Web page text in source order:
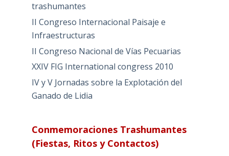
trashumantes
II Congreso Internacional Paisaje e
Infraestructuras
II Congreso Nacional de Vías Pecuarias
XXIV FIG International congress 2010
IV y V Jornadas sobre la Explotación del
Ganado de Lidia
Conmemoraciones Trashumantes
(Fiestas, Ritos y Contactos)